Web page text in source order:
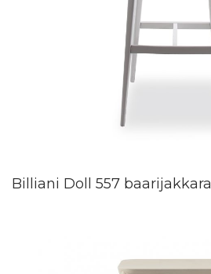
Billiani Doll 557 baarijakkara